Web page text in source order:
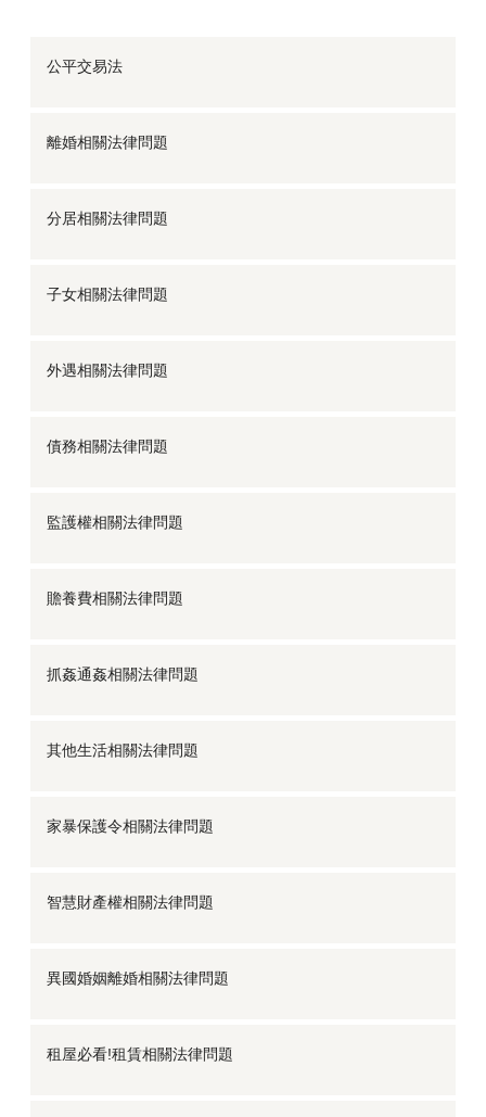
公平交易法
離婚相關法律問題
分居相關法律問題
子女相關法律問題
外遇相關法律問題
債務相關法律問題
監護權相關法律問題
贍養費相關法律問題
抓姦通姦相關法律問題
其他生活相關法律問題
家暴保護令相關法律問題
智慧財產權相關法律問題
異國婚姻離婚相關法律問題
租屋必看!租賃相關法律問題